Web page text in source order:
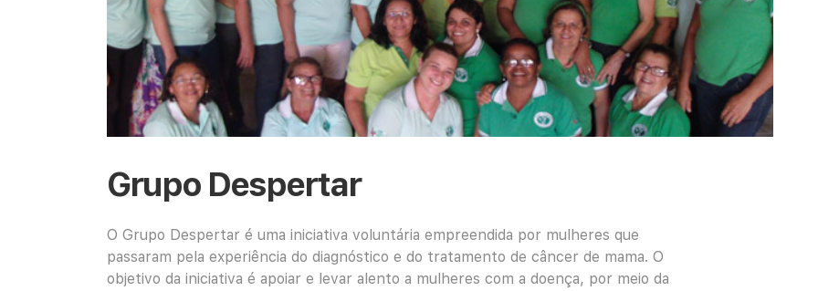
Grupo Despertar
O Grupo Despertar é uma iniciativa voluntária empreendida por mulheres que
passaram pela experiência do diagnóstico e do tratamento de câncer de mama. O
objetivo da iniciativa é apoiar e levar alento a mulheres com a doença, por meio da